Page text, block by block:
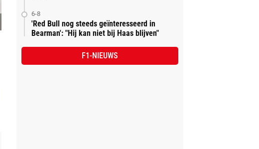
6-8
'Red Bull nog steeds geïnteresseerd in
Bearman': "Hij kan niet bij Haas blijven"
F1-NIEUWS